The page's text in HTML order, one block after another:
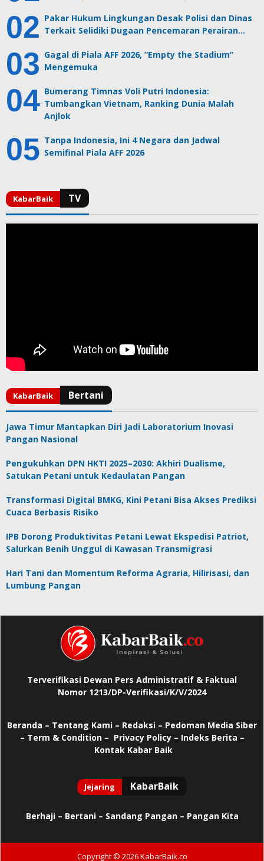
Pakar Hukum Lingkungan Desak Polisi dan Dinas
Terkait Selidiki Dugaan Pencemaran Perairan…
Gagal di Piala AFF 2026, ”Empty the Stadium”
Mengemuka
Bumerang Timnas Voli Putri Indonesia:
Tumbangkan Vietnam, Ranking Dunia Malah
Anjlok
Tanpa Indonesia, Ini 4 Negara dan Jadwal
Semifinal Piala AFF 2026
Jawa Timur Mantapkan Diri Jadi Laboratorium Inovasi
Pangan Nasional
Pengukuhkan DPN HKTI 2025–2030: Akhiri Dualisme,
Satukan Petani untuk Kedaulatan Pangan
Transformasi Digital BMKG, Kini Petani Bisa Akses Prediksi
Cuaca Berbasis Risiko
IPB Dorong Produktivitas Petani Lewat Ekspedisi Patriot,
Salurkan Benih Unggul di Kawasan Transmigrasi
Hari Tani dan Momentum Reforma Agraria, Hilirisasi, dan
Lumbung Pangan
Terverifikasi Dewan Pers Administratif & Faktual
Nomor 1213/DP-Verifikasi/K/V/2024
Beranda – Tentang Kami – Redaksi – Pedoman Media Siber
– Term & Condition – Privacy Policy– Indeks Berita –
Kontak Kabar Baik
Berhaji– Bertani – Sandang Pangan – Pangan Kita